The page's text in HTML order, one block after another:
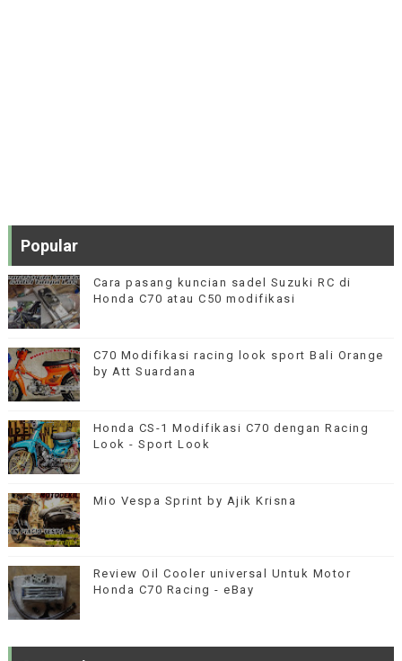
Popular
Cara pasang kuncian sadel Suzuki RC di
Honda C70 atau C50 modifikasi
C70 Modifikasi racing look sport Bali Orange
by Att Suardana
Honda CS-1 Modifikasi C70 dengan Racing
Look - Sport Look
Mio Vespa Sprint by Ajik Krisna
Review Oil Cooler universal Untuk Motor
Honda C70 Racing - eBay